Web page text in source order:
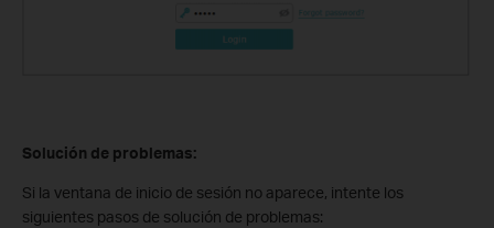
Solución de problemas:
Si la ventana de inicio de sesión no aparece, intente los
siguientes pasos de solución de problemas: